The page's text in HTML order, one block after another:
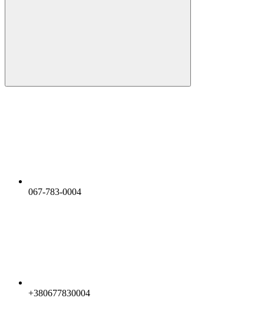
067-783-0004
+380677830004